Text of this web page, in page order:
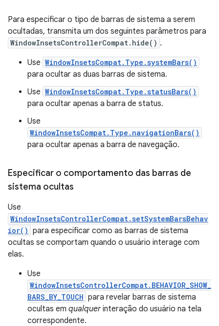
Para especificar o tipo de barras de sistema a serem
ocultadas, transmita um dos seguintes parâmetros para
WindowInsetsControllerCompat.hide() .
Use WindowInsetsCompat.Type.systemBars()
para ocultar as duas barras de sistema.
Use WindowInsetsCompat.Type.statusBars()
para ocultar apenas a barra de status.
Use
WindowInsetsCompat.Type.navigationBars()
para ocultar apenas a barra de navegação.
Especificar o comportamento das barras de
sistema ocultas
Use
WindowInsetsControllerCompat.setSystemBarsBehav
ior() para especificar como as barras de sistema
ocultas se comportam quando o usuário interage com
elas.
Use
WindowInsetsControllerCompat.BEHAVIOR_SHOW_
BARS_BY_TOUCH para revelar barras de sistema
ocultas em qualquerinteração do usuário na tela
correspondente.